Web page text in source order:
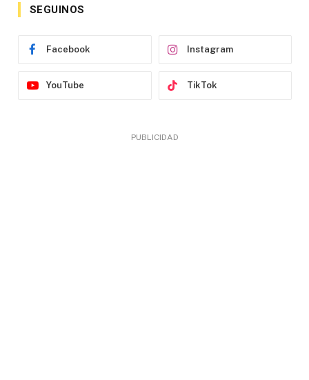
SEGUINOS
Facebook Instagram
YouTube TikTok
PUBLICIDAD